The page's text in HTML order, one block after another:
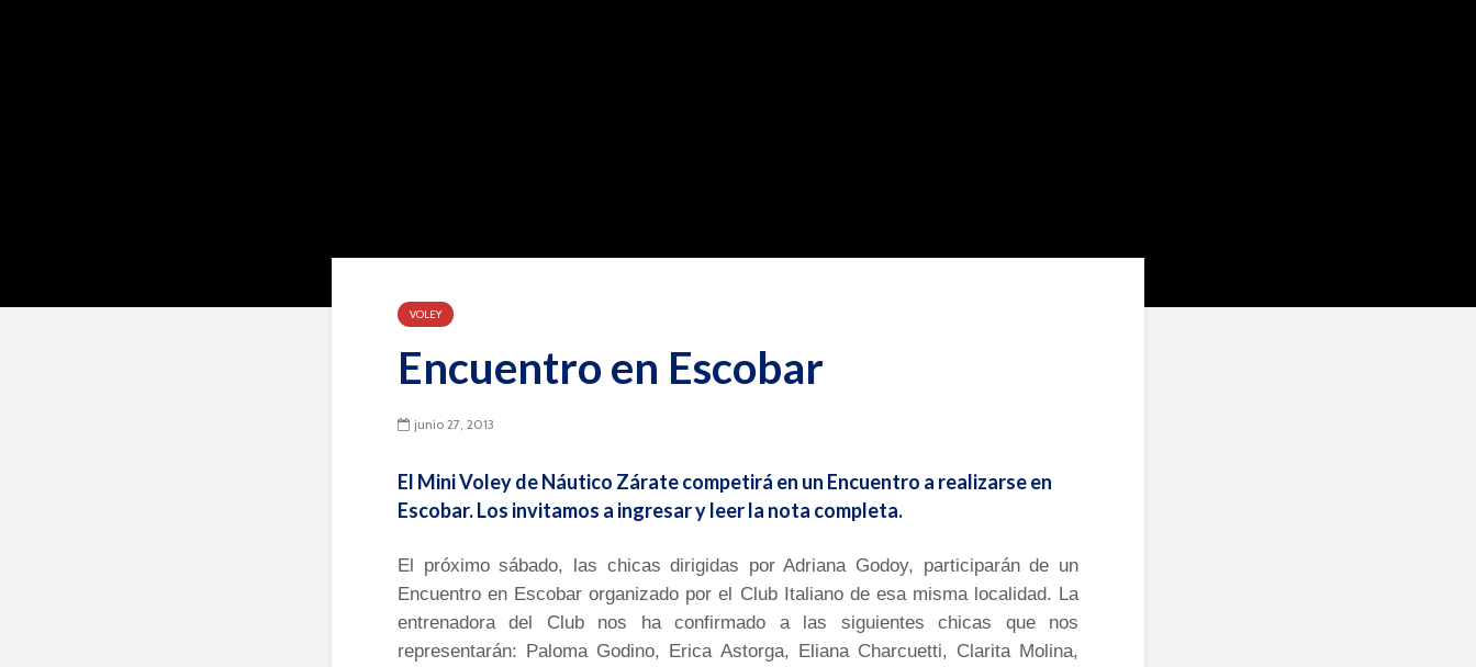
VOLEY
Encuentro en Escobar
junio 27, 2013
El Mini Voley de Náutico Zárate competirá en un Encuentro a realizarse en
Escobar. Los invitamos a ingresar y leer la nota completa.
El próximo sábado, las chicas dirigidas por Adriana Godoy, participarán de un
Encuentro en Escobar organizado por el Club Italiano de esa misma localidad. La
entrenadora del Club nos ha confirmado a las siguientes chicas que nos
representarán: Paloma Godino, Erica Astorga, Eliana Charcuetti, Clarita Molina,